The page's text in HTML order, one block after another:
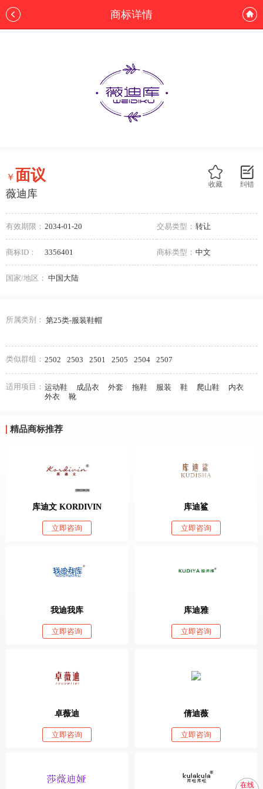
商标详情
纠错
收藏
￥面议
薇迪库
有效期限： 2034-01-20 交易类型： 转让
商标ID： 3356401 商标类型： 中文
国家/地区： 中国大陆
所属类别： 第25类-服装鞋帽
类似群组： 2502 2503 2501 2505 2504 2507
适用项目： 运动鞋 成品衣 外套 拖鞋 服装 鞋 爬山鞋
内衣
外衣
靴
精品商标推荐
库迪文 KORDIVIN
立即咨询
库迪鲨
立即咨询
我迪我库
立即咨询
库迪雅
立即咨询
卓薇迪
立即咨询
倩迪薇
立即咨询
在线